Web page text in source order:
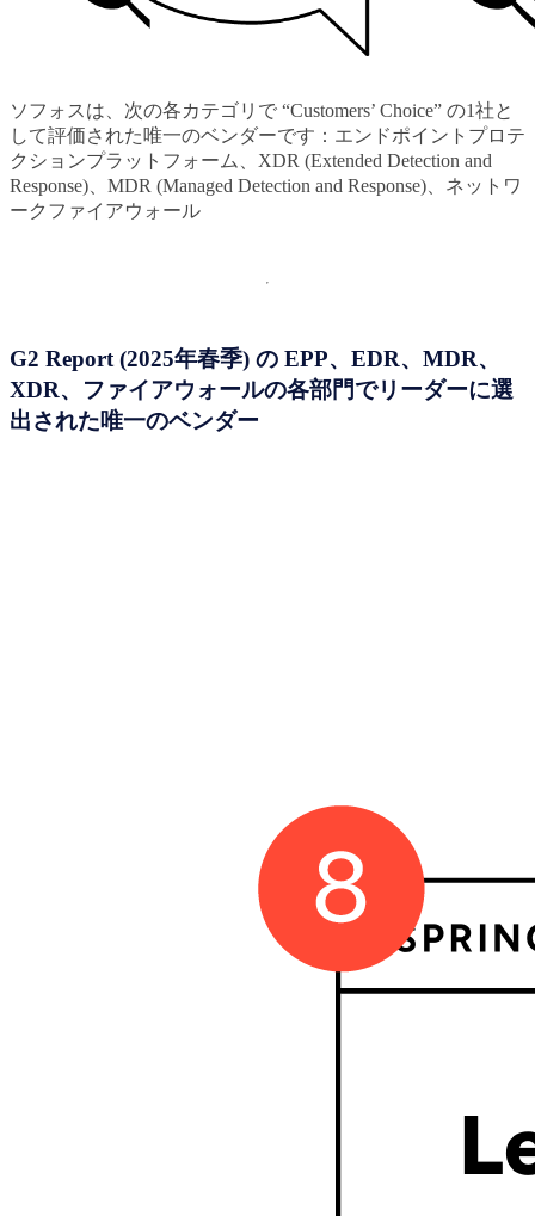
ソフォスは、次の各カテゴリで “Customers’ Choice” の1社と
して評価された唯一のベンダーです：エンドポイントプロテ
クションプラットフォーム、XDR (Extended Detection and
Response)、MDR (Managed Detection and Response)、ネットワ
ークファイアウォール
G2 Report (2025年春季) の EPP、EDR、MDR、
XDR、ファイアウォールの各部門でリーダーに選
出された唯一のベンダー